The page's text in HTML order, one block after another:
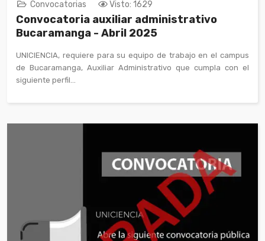
Convocatorias Visto: 1629
Convocatoria auxiliar administrativo
Bucaramanga - Abril 2025
UNICIENCIA, requiere para su equipo de trabajo en el campus
de Bucaramanga, Auxiliar Administrativo que cumpla con el
siguiente perfil...